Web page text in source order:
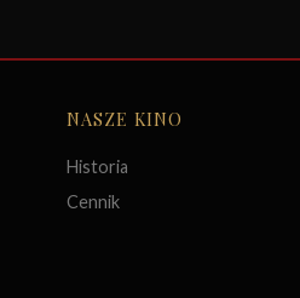
NASZE KINO
Historia
Cennik